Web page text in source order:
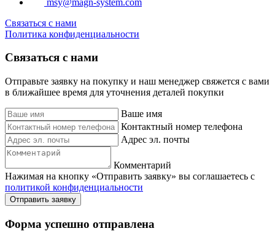
Связаться с нами
Политика конфиденциальности
Связаться с нами
Отправьте заявку на покупку и наш менеджер свяжется с вами
в ближайшее время для уточнения деталей покупки
Ваше имя
Контактный номер телефона
Адрес эл. почты
Комментарий
Нажимая на кнопку «Отправить заявку» вы соглашаетесь с
политикой конфиденциальности
Отправить заявку
Форма успешно отправлена